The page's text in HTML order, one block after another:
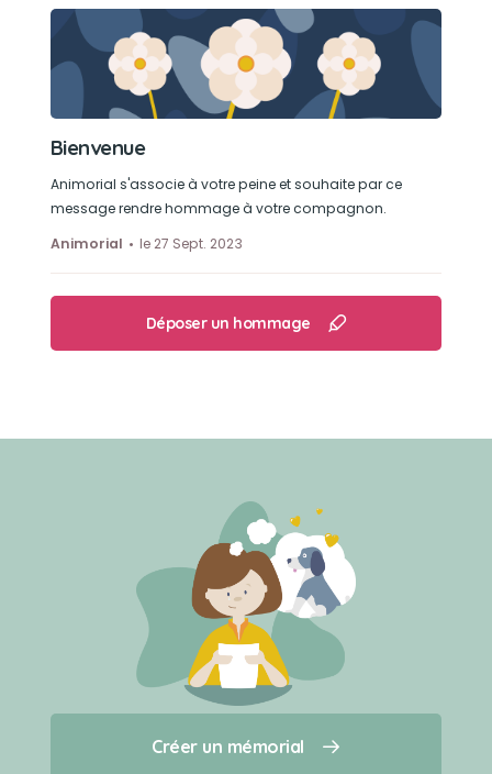
Créer un mémorial
Qui sommes-nous ?
Bienvenue
Animorial s'associe à votre peine et souhaite par ce
message rendre hommage à votre compagnon.
Animorial
le 27 Sept. 2023
Déposer un hommage
Créer un mémorial